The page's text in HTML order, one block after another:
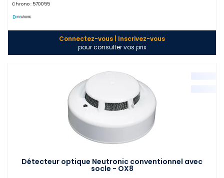
Chrono : 570055
Connectez-vous | Inscrivez-vous
pour consulter vos prix
Détecteur optique Neutronic conventionnel avec
socle - OX8